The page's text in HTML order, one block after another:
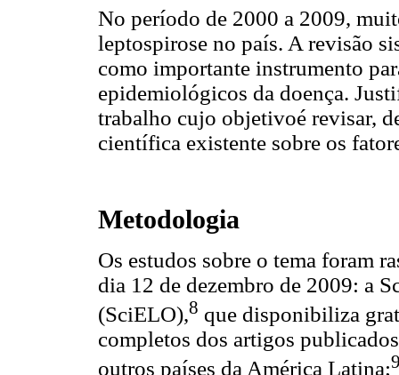
No período de 2000 a 2009,
leptospirose no país. A revisão
como importante instrumento
epidemiológicos da doença.
trabalho cujo objetivoé revisar,
científica existente sobre os
Metodologia
Os estudos sobre o tema foram
dia 12 de dezembro de 2009: a
(SciELO),8 que disponibiliza
completos dos artigos
outros países da América Latina;